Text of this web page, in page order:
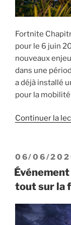
Fortnite
pour le 6 juin
nouveaux
dans une
a déjà installé
pour la
Continuer la
PUBLIÉ
LE
06/06/
tout sur la